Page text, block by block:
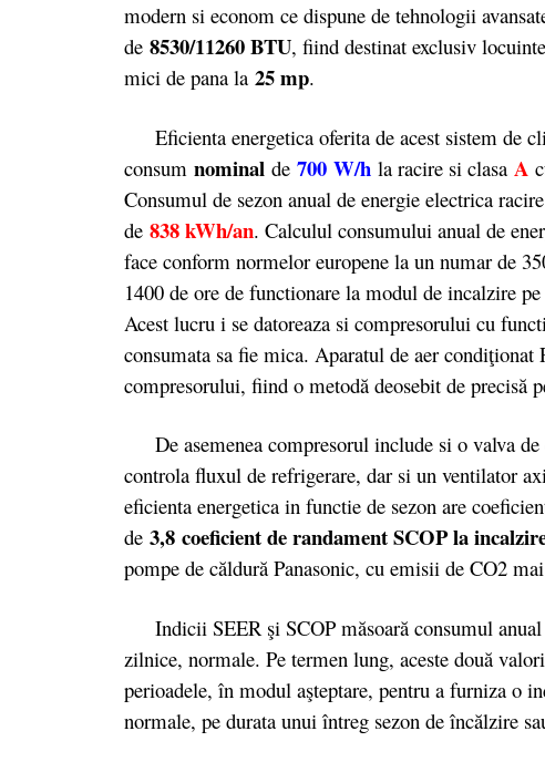
modern si econom ce dispune de tehnologii
de 8530/11260 BTU, fiind destinat exclusiv
mici de pana la 25 mp.
Eficienta energetica oferita de acest sistem de
consum nominal de 700 W/h la racire si clasa A
Consumul de sezon anual de energie electrica
de 838 kWh/an. Calculul consumului anual de
face conform normelor europene la un numar de
1400 de ore de functionare la modul de incalzire
Acest lucru i se datoreaza si compresorului cu
consumata sa fie mica. Aparatul de aer
compresorului, fiind o metodă deosebit de precisă
De asemenea compresorul include si o valva de
controla fluxul de refrigerare, dar si un ventilator
eficienta energetica in functie de sezon are
de 3,8 coeficient de randament SCOP la
pompe de căldură Panasonic, cu emisii de CO2
Indicii SEER şi SCOP măsoară consumul
zilnice, normale. Pe termen lung, aceste două
perioadele, în modul aşteptare, pentru a furniza o
normale, pe durata unui întreg sezon de încălzire